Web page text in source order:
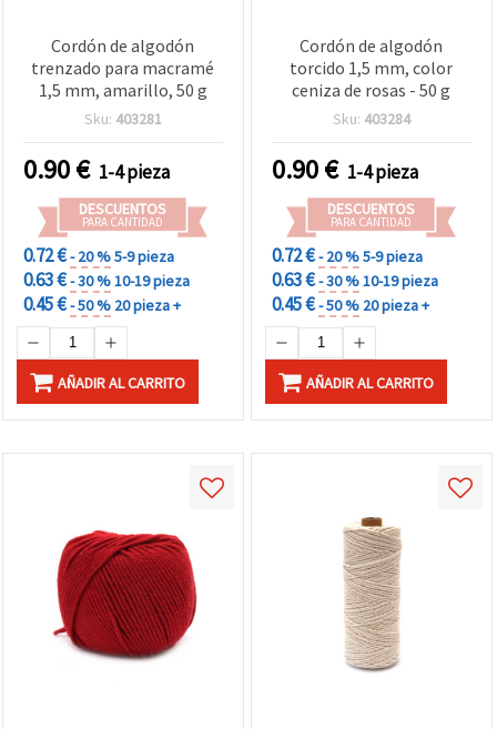
Cordón de algodón
trenzado para macramé
1,5 mm, amarillo, 50 g
Sku: 403281
0.90€ 1-4 pieza
DESCUENTOS
PARA CANTIDAD
0.72 €- 20 %5-9 pieza
0.63 €- 30 %10-19 pieza
0.45 €- 50 % 20 pieza +
AÑADIR AL CARRITO
Cordón de algodón
torcido 1,5 mm, color
ceniza de rosas - 50 g
Sku: 403284
0.90€ 1-4 pieza
DESCUENTOS
PARA CANTIDAD
0.72 €- 20 %5-9 pieza
0.63 €- 30 %10-19 pieza
0.45 €- 50 % 20 pieza +
AÑADIR AL CARRITO